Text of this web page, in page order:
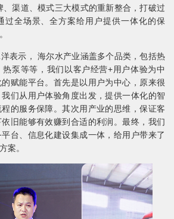
渠道、模式三大模式的重新整合，打破过
过全场景、全方案给用户提供一体化的保
表示， 海尔水产业涵盖多个品类，包括热
泵等等，我们以客户经营+用户体验为中
赋能平台。首先是以用户为中心，原来很
们从用户体验角度出发，提供一体化的智
的服务保障。其次用产业的思维，保证客
旧能够有效赚到合适的利润。最终，我们
台、信息化建设集成一体，给用户带来了
案。